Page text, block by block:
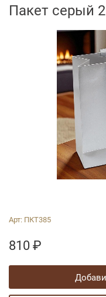
Пакет серый
Арт: ПКТ385
810 ₽